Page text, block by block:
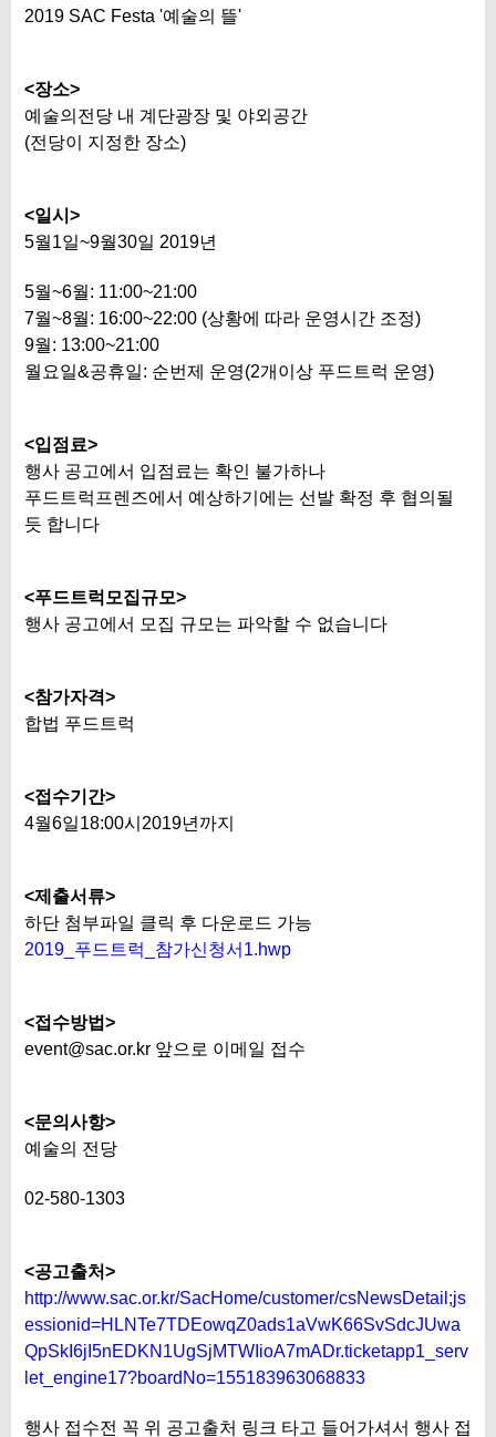
2019 SAC Festa '예술의 뜰'
<장소>
예술의전당 내 계단광장 및 야외공간
(전당이 지정한 장소)
<일시>
5월1일~9월30일 2019년
5월~6월: 11:00~21:00
7월~8월: 16:00~22:00 (상황에 따라 운영시간 조정)
9월: 13:00~21:00
월요일&공휴일: 순번제 운영(2개이상 푸드트럭 운영)
<입점료>
행사 공고에서 입점료는 확인 불가하나
푸드트럭프렌즈에서 예상하기에는 선발 확정 후 협의될
듯 합니다
<푸드트럭모집규모>
행사 공고에서 모집 규모는 파악할 수 없습니다
<참가자격>
합법 푸드트럭
<접수기간>
4월6일18:00시2019년까지
<제출서류>
하단 첨부파일 클릭 후 다운로드 가능
2019_푸드트럭_참가신청서1.hwp
<접수방법>
event@sac.or.kr 앞으로 이메일 접수
<문의사항>
예술의 전당
02-580-1303
<공고출처>
http://www.sac.or.kr/SacHome/customer/csNewsDetail;js
essionid=HLNTe7TDEowqZ0ads1aVwK66SvSdcJUwa
QpSkI6jI5nEDKN1UgSjMTWIioA7mADr.ticketapp1_serv
let_engine17?boardNo=155183963068833
행사 접수전 꼭 위 공고출처 링크 타고 들어가셔서 행사 접